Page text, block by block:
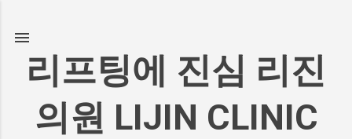
리프팅에 진심 리진
의원 LIJIN CLINIC